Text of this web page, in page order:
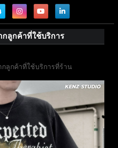
กลูกค้าที่ใช้บริการ
กลูกค้าที่ใช้บริการที่ร้าน